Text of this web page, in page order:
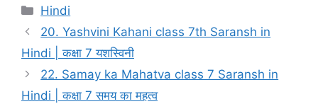
Categories
Hindi
20. Yashvini Kahani class 7th Saransh in
Hindi | कक्षा 7 यशस्विनी
22. Samay ka Mahatva class 7 Saransh in
Hindi | कक्षा 7 समय का महत्व